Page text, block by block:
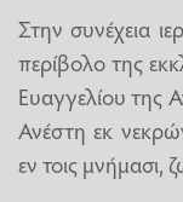
Στην συνέχεια
περίβολο της
Ευαγγελίου της
Ανέστη εκ
εν τοις μνήμασι,